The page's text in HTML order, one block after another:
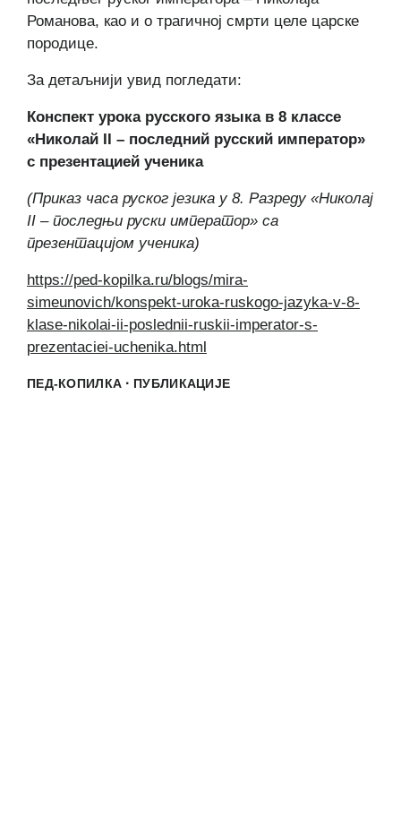
Романова, као и о трагичној смрти целе царске
породице.
За детаљнији увид погледати:
Конспект урока русского языка в 8 классе
«Николай II – последний русский император»
с презентацией ученика
(Приказ часа руског језика у 8. Разреду «Николај
II – последњи руски император» са
презентацијом ученика)
https://ped-kopilka.ru/blogs/mira-
simeunovich/konspekt-uroka-ruskogo-jazyka-v-8-
klase-nikolai-ii-poslednii-ruskii-imperator-s-
prezentaciei-uchenika.html
ПЕД-КОПИЛКА · ПУБЛИКАЦИЈЕ